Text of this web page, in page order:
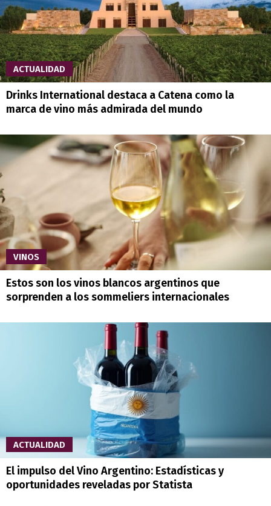
ACTUALIDAD
Drinks International destaca a Catena como la
marca de vino más admirada del mundo
VINOS
Estos son los vinos blancos argentinos que
sorprenden a los sommeliers internacionales
ACTUALIDAD
El impulso del Vino Argentino: Estadísticas y
oportunidades reveladas por Statista